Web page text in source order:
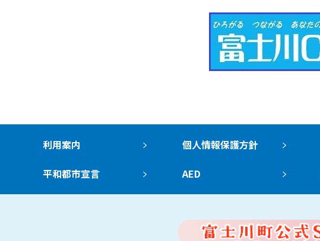
利用案内 個人情報保護方針
平和都市宣言 AED